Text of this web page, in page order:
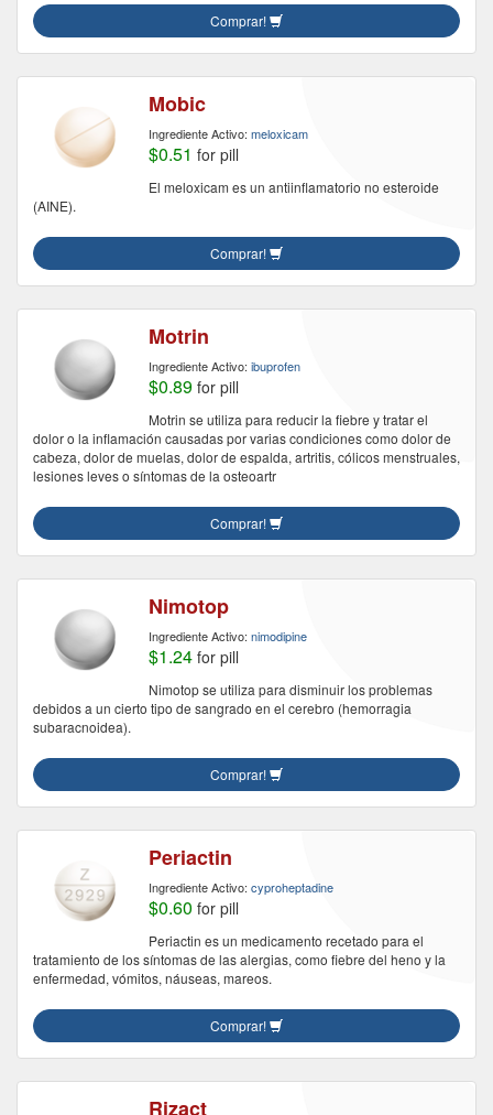
Comprar!
Mobic
Ingrediente Activo: meloxicam
$0.51 for pill
El meloxicam es un antiinflamatorio no esteroide
(AINE).
Comprar!
Motrin
Ingrediente Activo: ibuprofen
$0.89 for pill
Motrin se utiliza para reducir la fiebre y tratar el
dolor o la inflamación causadas por varias condiciones como dolor de
cabeza, dolor de muelas, dolor de espalda, artritis, cólicos menstruales,
lesiones leves o síntomas de la osteoartr
Comprar!
Nimotop
Ingrediente Activo: nimodipine
$1.24 for pill
Nimotop se utiliza para disminuir los problemas
debidos a un cierto tipo de sangrado en el cerebro (hemorragia
subaracnoidea).
Comprar!
Periactin
Ingrediente Activo: cyproheptadine
$0.60 for pill
Periactin es un medicamento recetado para el
tratamiento de los síntomas de las alergias, como fiebre del heno y la
enfermedad, vómitos, náuseas, mareos.
Comprar!
Rizact